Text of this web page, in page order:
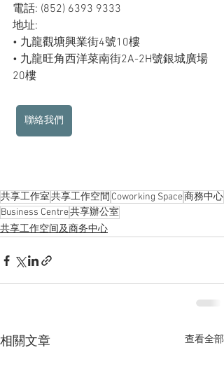
電話: (852) 6393 9333
地址:
• 九龍觀塘興業街4號10樓
• 九龍旺角西洋菜南街2A-2H號銀城廣場
20樓
聯絡我們
共享工作室共享工作空間 Coworking Space商務中心
Business Centre共享辦公室
共享工作空间及商务中心
相關文章 查看全部